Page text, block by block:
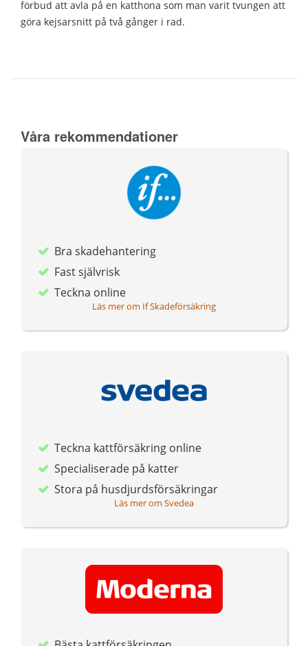
förbud att avla på en katthona som man varit tvungen att
göra kejsarsnitt på två gånger i rad.
Våra rekommendationer
Bra skadehantering
Fast självrisk
Teckna online
Läs mer om If Skadeförsäkring
Teckna kattförsäkring online
Specialiserade på katter
Stora på husdjurdsförsäkringar
Läs mer om Svedea